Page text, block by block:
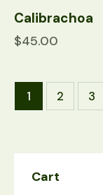
Calibrachoa
$45.00
1 2 3
→
Cart